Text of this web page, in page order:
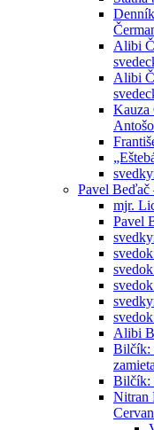
Alibi
Alibi
Kauza
Pavel Beďač
mjr.
Pavel
Alibi
Bilčík:
Bilčík:
Nitran